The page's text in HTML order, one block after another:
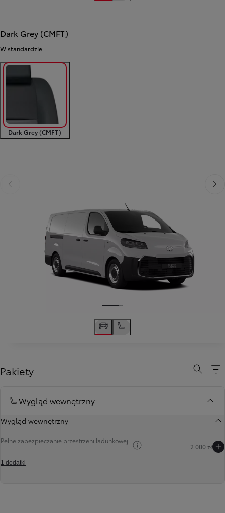
Dark Grey (CMFT)
W standardzie
Dark Grey (CMFT)
Poprzedni
Pakiety
Wygląd wewnętrzny
Wygląd wewnętrzny
Pełne zabezpieczanie przestrzeni ładunkowej
2 000 zł
1 dodatki